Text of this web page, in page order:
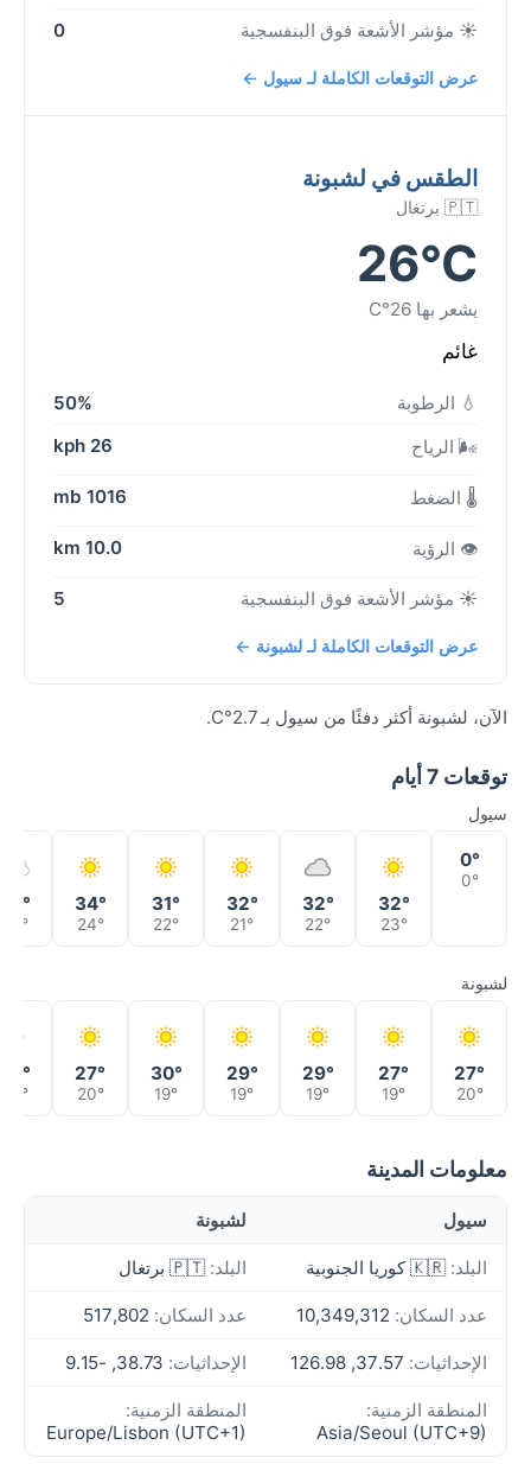
☀️ مؤشر الأشعة فوق البنفسجية 0
عرض التوقعات الكاملة لـ سيول ←
الطقس في لشبونة
🇵🇹 برتغال
26°C
يشعر بها 26°C
غائم
💧 الرطوبة
50%
🌬️ الرياح
26 kph
🌡️ الضغط 1016 mb
👁️ الرؤية 10.0 km
☀️ مؤشر الأشعة فوق البنفسجية 5
عرض التوقعات الكاملة لـ لشبونة ←
الآن، لشبونة أكثر دفئًا من سيول بـ 2.7°C.
توقعات 7 أيام
سيول
0°
0°
32°
23°
32°
22°
32°
21°
31°
22°
34°
24°
24°
لشبونة
27°
20°
27°
19°
29°
19°
29°
19°
30°
19°
27°
20°
20°
معلومات المدينة
سيول لشبونة
البلد: 🇰🇷 كوريا الجنوبية البلد: 🇵🇹 برتغال
عدد السكان: عدد السكان:
الإحداثيات: الإحداثيات:
المنطقة الزمنية:
Asia/Seoul (UTC+9)
المنطقة الزمنية:
Europe/Lisbon (UTC+1)